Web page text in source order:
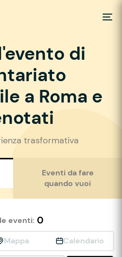
di
a Roma e
trasformativa
Eventi da fare
quando vuoi
eventi: 0
Mappa Calendario